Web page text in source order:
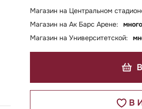
Магазин на Центральном
Магазин на Ак Барс Арене:
много
Магазин на Университетской:
В